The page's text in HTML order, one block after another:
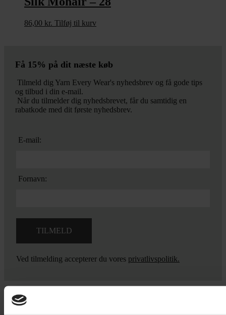
86,00 kr. Tilføj til kurv
Få 15% på dit næste køb
Tilmeld dig Yarn Every Wear's nyhedsbrev og få gode tips
og tilbud i din e-mail.
Når du tilmelder dig nyhedsbrevet, får du samtidig en
rabatkode med dit første nyhedsbrev.
E-mail:
Fornavn:
Ved tilmelding accepterer du vores privatlivspolitik.
Yarn Every Wear